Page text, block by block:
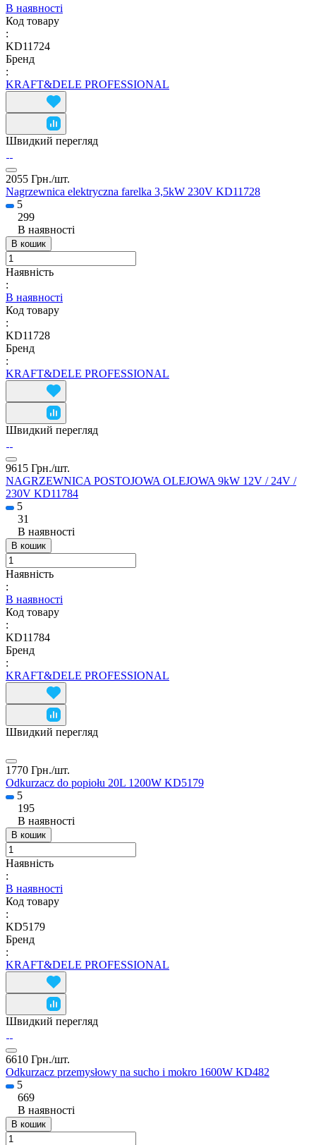
В наявності
Код товару
:
KD11724
Бренд
:
KRAFT&DELE PROFESSIONAL
Швидкий перегляд
2055 Грн./шт.
Nagrzewnica elektryczna farelka 3,5kW 230V KD11728
5
299
В наявності
В кошик
Наявність
:
В наявності
Код товару
:
KD11728
Бренд
:
KRAFT&DELE PROFESSIONAL
Швидкий перегляд
9615 Грн./шт.
NAGRZEWNICA POSTOJOWA OLEJOWA 9kW 12V / 24V /
230V KD11784
5
31
В наявності
В кошик
Наявність
:
В наявності
Код товару
:
KD11784
Бренд
:
KRAFT&DELE PROFESSIONAL
Швидкий перегляд
1770 Грн./шт.
Odkurzacz do popiołu 20L 1200W KD5179
5
195
В наявності
В кошик
Наявність
:
В наявності
Код товару
:
KD5179
Бренд
:
KRAFT&DELE PROFESSIONAL
Швидкий перегляд
6610 Грн./шт.
Odkurzacz przemysłowy na sucho i mokro 1600W KD482
5
669
В наявності
В кошик